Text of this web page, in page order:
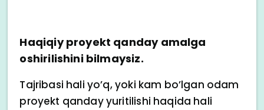
Haqiqiy proyekt qanday amalga
oshirilishini bilmaysiz.
Tajribasi hali yo’q, yoki kam bo’lgan odam
proyekt qanday yuritilishi haqida hali